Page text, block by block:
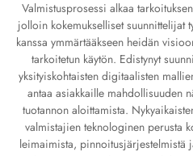
Valmistusprosessi alkaa
jolloin kokemukselliset suunnittelijat
kanssa ymmärtääkseen heidän
tarkoitetun käytön. Edistynyt
yksityiskohtaisten digitaalisten
antaa asiakkaille mahdollisuuden
tuotannon aloittamista.
valmistajien teknologinen perusta
leimaimista, pinnoitusjärjestelmistä